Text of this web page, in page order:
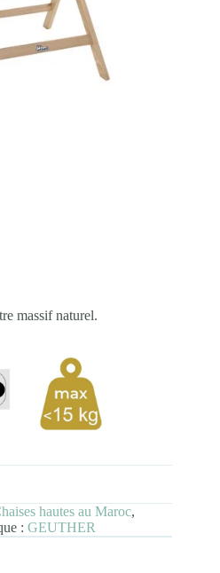
massif naturel.
hautes au Maroc,
: GEUTHER